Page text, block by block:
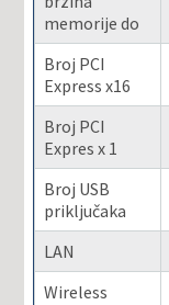
memorije do
Broj PCI
Express x16
Broj PCI
Expres x 1
Broj USB
priključaka
LAN
Wireless